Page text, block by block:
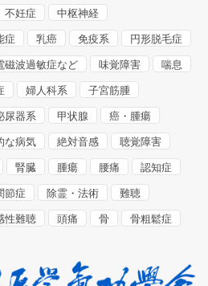
不妊症 中枢神経
症 乳癌 免疫系 円形脱毛症
磁波過敏症など 味覚障害 喘息
婦人科系 子宮筋腫
尿器系 甲状腺 癌・腫瘍
な病気 絶対音感 聴覚障害
腎臓 腫瘍 腰痛 認知症
節症 除霊・法術 難聴
性難聴 頭痛 骨 骨粗鬆症